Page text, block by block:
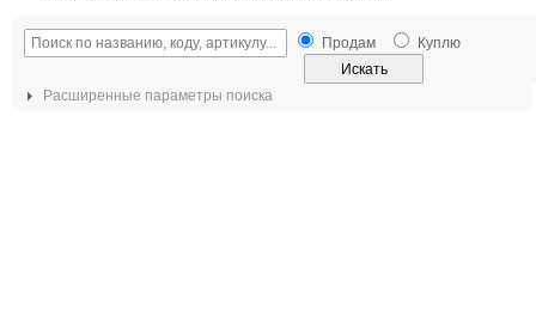
Продам Куплю
Расширенные параметры поиска